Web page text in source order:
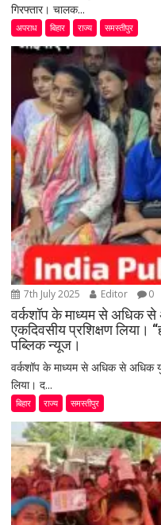
गिरफ्तार। चालक...
अपराध बिहार राज्य समस्तीपुर
7th July 2025 Editor 0
वर्कशॉप के माध्यम से अधिक
एकदिवसीय प्रशिक्षण लिया।
पब्लिक न्यूज।
वर्कशॉप के माध्यम से अधिक से अधिक
लिया। द...
बिहार राज्य समस्तीपुर